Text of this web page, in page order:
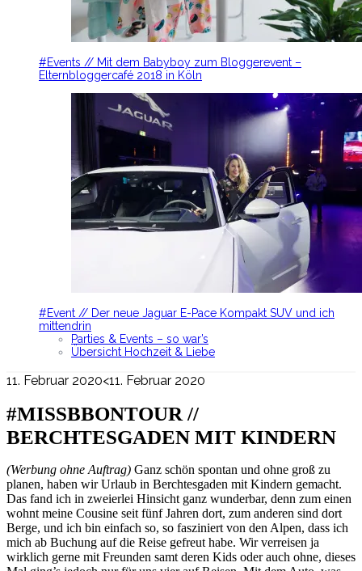
#Events // Mit dem Babyboy zum Bloggerevent –
Elternbloggercafé 2018 in Köln
#Event // Der neue Jaguar E-Pace Kompakt SUV und ich
mittendrin
Parties & Events – so war’s
Übersicht Hochzeit & Liebe
11. Februar 2020<11. Februar 2020
#MISSBBONTOUR //
BERCHTESGADEN MIT KINDERN
(Werbung ohne Auftrag) Ganz schön spontan und ohne groß zu
planen, haben wir Urlaub in Berchtesgaden mit Kindern gemacht.
Das fand ich in zweierlei Hinsicht ganz wunderbar, denn zum einen
wohnt meine Cousine seit fünf Jahren dort, zum anderen sind dort
Berge, und ich bin einfach so, so fasziniert von den Alpen, dass ich
mich ab Buchung auf die Reise gefreut habe. Wir verreisen ja
wirklich gerne mit Freunden samt deren Kids oder auch ohne, dieses